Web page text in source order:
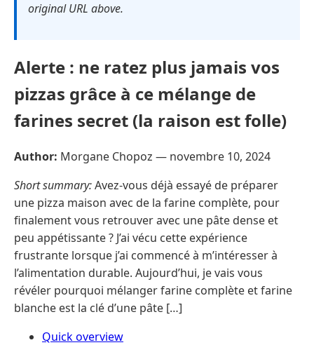
original URL above.
Alerte : ne ratez plus jamais vos
pizzas grâce à ce mélange de
farines secret (la raison est folle)
Author: Morgane Chopoz — novembre 10, 2024
Short summary:Avez-vous déjà essayé de préparer
une pizza maison avec de la farine complète, pour
finalement vous retrouver avec une pâte dense et
peu appétissante ? J’ai vécu cette expérience
frustrante lorsque j’ai commencé à m’intéresser à
l’alimentation durable. Aujourd’hui, je vais vous
révéler pourquoi mélanger farine complète et farine
blanche est la clé d’une pâte […]
Quick overview